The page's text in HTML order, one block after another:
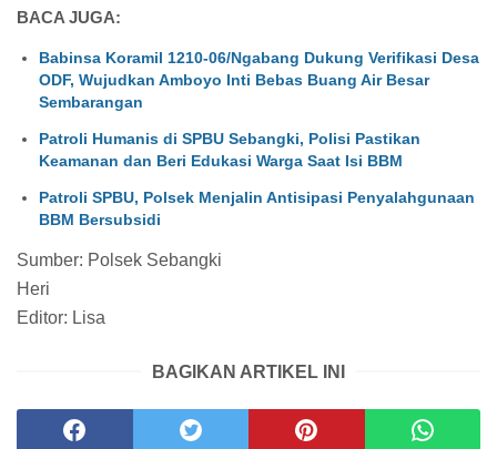
BACA JUGA:
Babinsa Koramil 1210-06/Ngabang Dukung Verifikasi Desa
ODF, Wujudkan Amboyo Inti Bebas Buang Air Besar
Sembarangan
Patroli Humanis di SPBU Sebangki, Polisi Pastikan
Keamanan dan Beri Edukasi Warga Saat Isi BBM
Patroli SPBU, Polsek Menjalin Antisipasi Penyalahgunaan
BBM Bersubsidi
Sumber: Polsek Sebangki
Heri
Editor: Lisa
BAGIKAN ARTIKEL INI